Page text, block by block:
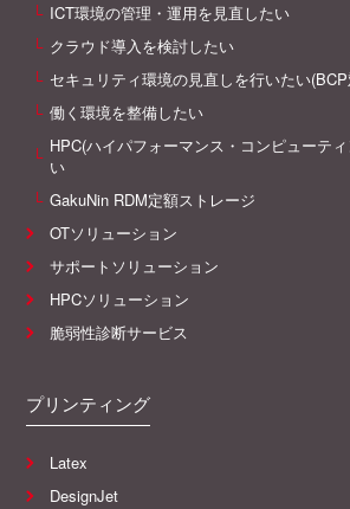
ICT環境の管理・運用を見直したい
クラウド導入を検討したい
セキュリティ環境の見直しを行いたい
働く環境を整備したい
HPC(ハイパフォーマンス・コンピューテ
い
GakuNin RDM定額ストレージ
OTソリューション
サポートソリューション
HPCソリューション
脆弱性診断サービス
プリンティング
Latex
DesignJet